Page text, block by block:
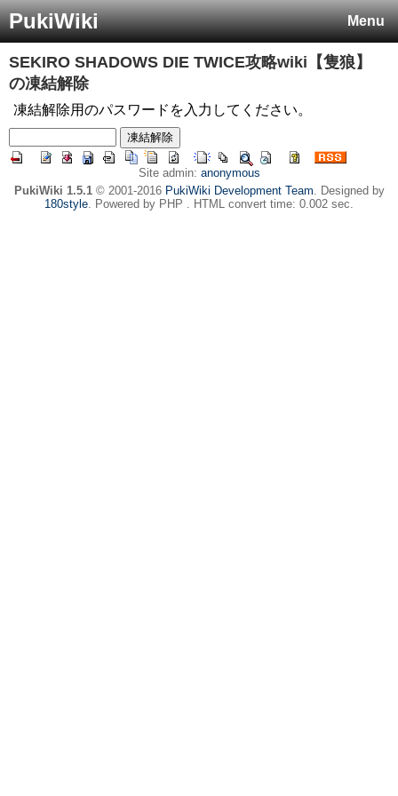
Menu
PukiWiki
SEKIRO SHADOWS DIE TWICE攻略wiki【隻狼】
の凍結解除
凍結解除用のパスワードを入力してください。
Site admin: anonymous
PukiWiki 1.5.1© 2001-2016 PukiWiki Development Team. Designed by
180style. Powered by PHP . HTML convert time: 0.002 sec.